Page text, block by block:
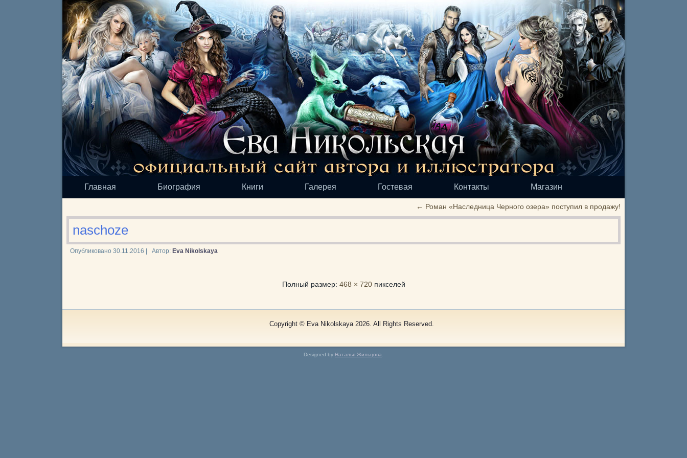
Главная Биография Книги Галерея Гостевая Контакты Магазин
← Роман «Наследница Черного озера» поступил в продажу!
naschoze
Опубликовано 30.11.2016 Автор: Eva Nikolskaya
Полный размер: 468 × 720пикселей
Copyright © Eva Nikolskaya 2026. All Rights Reserved.
Designed by Наталья Жильцова